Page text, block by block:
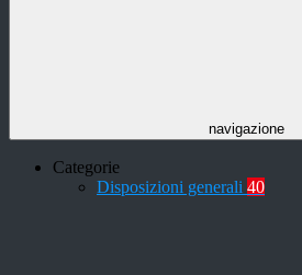
navigazione
Categorie
Disposizioni generali 40